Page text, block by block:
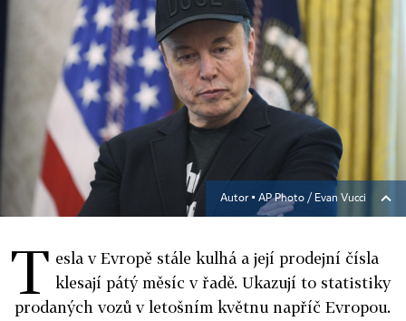
Autor ▪ AP Photo / Evan Vucci
T esla v Evropě stále kulhá a její prodejní čísla
klesají pátý měsíc v řadě. Ukazují to statistiky
prodaných vozů v letošním květnu napříč Evropou.